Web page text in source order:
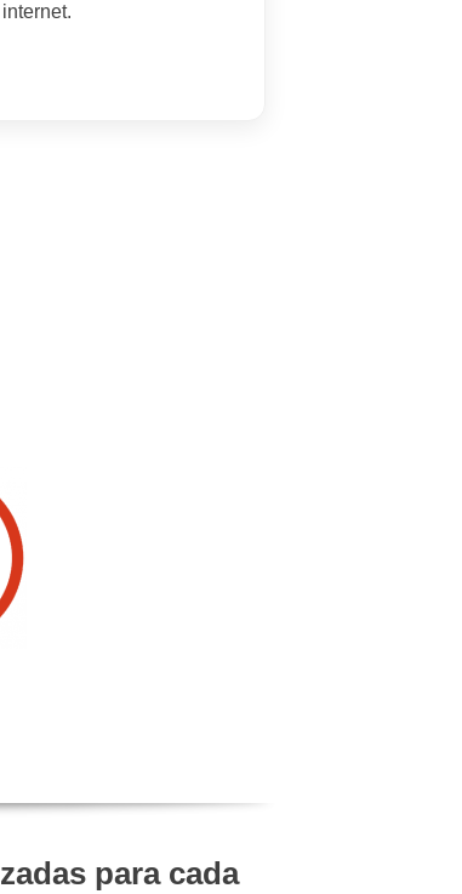
para cada